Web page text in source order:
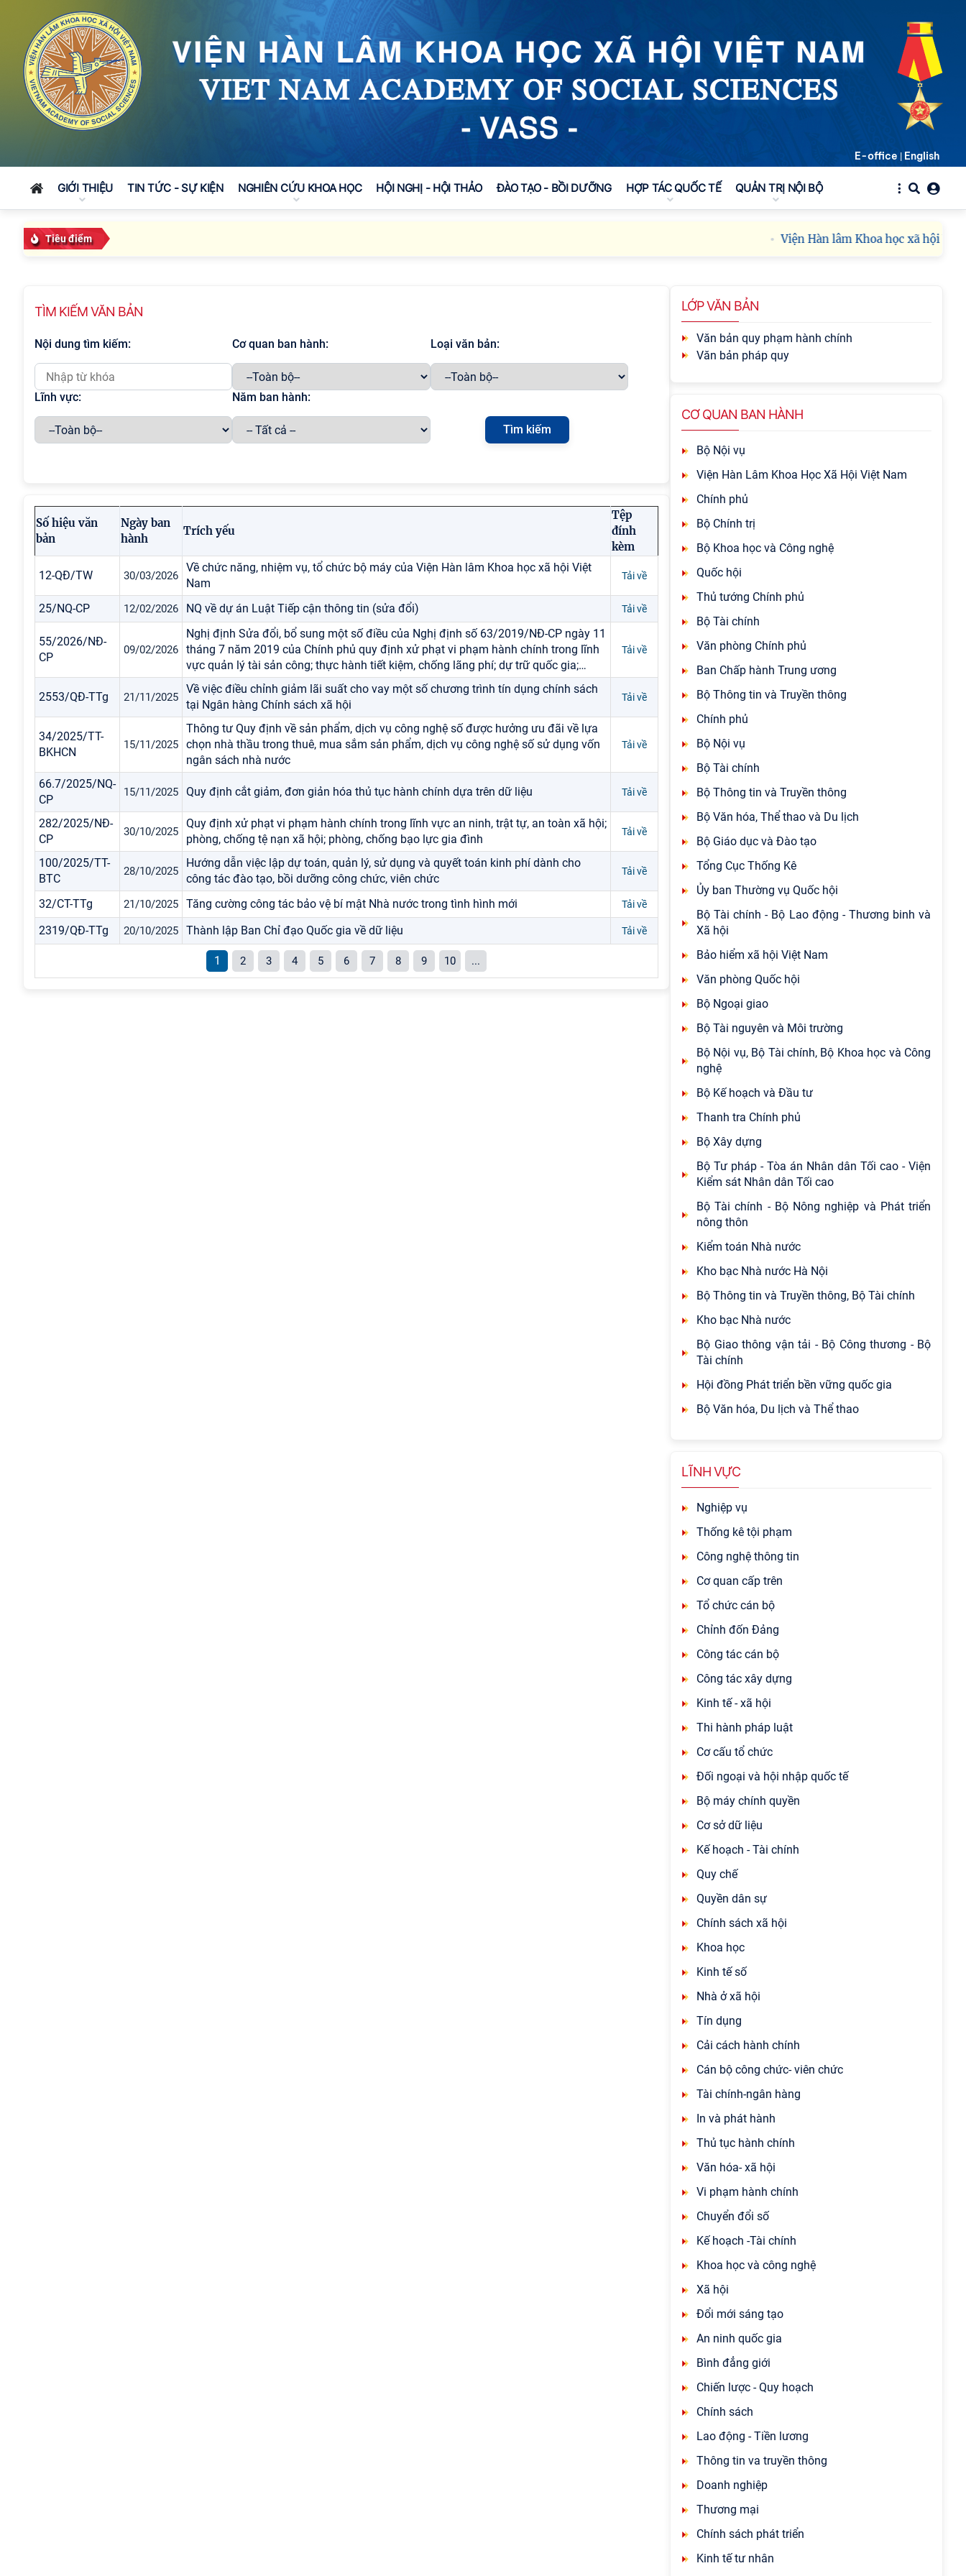
E-office | English
GIỚI THIỆU TIN TỨC - SỰ KIỆN NGHIÊN CỨU KHOA HỌC HỘI NGHỊ - HỘI THẢO ĐÀO TẠO - BỒI DƯỠNG HỢP TÁC QUỐC TẾ QUẢN TRỊ NỘI BỘ
Tiêu điểm Viện Hàn lâm Khoa học xã hội Việt
TÌM KIẾM VĂN BẢN
Nội dung tìm kiếm: Cơ quan ban hành: Loại văn bản:
Lĩnh vực: Năm ban hành:
Số hiệu văn
bản
Ngày ban
hành
Trích yếu
Tệp
đính
kèm
12-QĐ/TW 30/03/2026
Về chức năng, nhiệm vụ, tổ chức bộ máy của Viện Hàn lâm Khoa học xã hội Việt
Nam
Tải về
25/NQ-CP 12/02/2026 NQ về dự án Luật Tiếp cận thông tin (sửa đổi) Tải về
55/2026/NĐ-
CP
09/02/2026
Nghị định Sửa đổi, bổ sung một số điều của Nghị định số 63/2019/NĐ-CP ngày 11
tháng 7 năm 2019 của Chính phủ quy định xử phạt vi phạm hành chính trong lĩnh
vực quản lý tài sản công; thực hành tiết kiệm, chống lãng phí; dự trữ quốc gia;…
Tải về
2553/QĐ-TTg 21/11/2025
Về việc điều chỉnh giảm lãi suất cho vay một số chương trình tín dụng chính sách
tại Ngân hàng Chính sách xã hội
Tải về
34/2025/TT-
BKHCN
15/11/2025
Thông tư Quy định về sản phẩm, dịch vụ công nghệ số được hưởng ưu đãi về lựa
chọn nhà thầu trong thuê, mua sắm sản phẩm, dịch vụ công nghệ số sử dụng vốn
ngân sách nhà nước
Tải về
66.7/2025/NQ-
CP
15/11/2025 Quy định cắt giảm, đơn giản hóa thủ tục hành chính dựa trên dữ liệu Tải về
282/2025/NĐ-
CP
30/10/2025
Quy định xử phạt vi phạm hành chính trong lĩnh vực an ninh, trật tự, an toàn xã hội;
phòng, chống tệ nạn xã hội; phòng, chống bạo lực gia đình
Tải về
100/2025/TT-
BTC
28/10/2025
Hướng dẫn việc lập dự toán, quản lý, sử dụng và quyết toán kinh phí dành cho
công tác đào tạo, bồi dưỡng công chức, viên chức
Tải về
32/CT-TTg 21/10/2025 Tăng cường công tác bảo vệ bí mật Nhà nước trong tình hình mới Tải về
2319/QĐ-TTg 20/10/2025 Thành lập Ban Chỉ đạo Quốc gia về dữ liệu Tải về
1 2 3 4 5 6 7 8 9 10 ...
LỚP VĂN BẢN
Văn bản quy phạm hành chính
Văn bản pháp quy
CƠ QUAN BAN HÀNH
Bộ Nội vụ
Viện Hàn Lâm Khoa Học Xã Hội Việt Nam
Chính phủ
Bộ Chính trị
Bộ Khoa học và Công nghệ
Quốc hội
Thủ tướng Chính phủ
Bộ Tài chính
Văn phòng Chính phủ
Ban Chấp hành Trung ương
Bộ Thông tin và Truyền thông
Chính phủ
Bộ Nội vụ
Bộ Tài chính
Bộ Thông tin và Truyền thông
Bộ Văn hóa, Thể thao và Du lịch
Bộ Giáo dục và Đào tạo
Tổng Cục Thống Kê
Ủy ban Thường vụ Quốc hội
Bộ Tài chính - Bộ Lao động - Thương binh và
Xã hội
Bảo hiểm xã hội Việt Nam
Văn phòng Quốc hội
Bộ Ngoại giao
Bộ Tài nguyên và Môi trường
Bộ Nội vụ, Bộ Tài chính, Bộ Khoa học và Công
nghệ
Bộ Kế hoạch và Đầu tư
Thanh tra Chính phủ
Bộ Xây dựng
Bộ Tư pháp - Tòa án Nhân dân Tối cao - Viện
Kiểm sát Nhân dân Tối cao
Bộ Tài chính - Bộ Nông nghiệp và Phát triển
nông thôn
Kiểm toán Nhà nước
Kho bạc Nhà nước Hà Nội
Bộ Thông tin và Truyền thông, Bộ Tài chính
Kho bạc Nhà nước
Bộ Giao thông vận tải - Bộ Công thương - Bộ
Tài chính
Hội đồng Phát triển bền vững quốc gia
Bộ Văn hóa, Du lịch và Thể thao
LĨNH VỰC
Nghiệp vụ
Thống kê tội phạm
Công nghệ thông tin
Cơ quan cấp trên
Tổ chức cán bộ
Chỉnh đốn Đảng
Công tác cán bộ
Công tác xây dựng
Kinh tế - xã hội
Thi hành pháp luật
Cơ cấu tổ chức
Đối ngoại và hội nhập quốc tế
Bộ máy chính quyền
Cơ sở dữ liệu
Kế hoạch - Tài chính
Quy chế
Quyền dân sự
Chính sách xã hội
Khoa học
Kinh tế số
Nhà ở xã hội
Tín dụng
Cải cách hành chính
Cán bộ công chức- viên chức
Tài chính-ngân hàng
In và phát hành
Thủ tục hành chính
Văn hóa- xã hội
Vi phạm hành chính
Chuyển đổi số
Kế hoạch -Tài chính
Khoa học và công nghệ
Xã hội
Đổi mới sáng tạo
An ninh quốc gia
Bình đẳng giới
Chiến lược - Quy hoạch
Chính sách
Lao động - Tiền lương
Thông tin va truyền thông
Doanh nghiệp
Thương mại
Chính sách phát triển
Kinh tế tư nhân